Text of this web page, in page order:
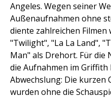
Angeles. Wegen seiner
Außenaufnahmen ohne
diente zahlreichen
"Twilight", "La La Land",
Man" als Drehort. Für die
die Aufnahmen im Griffith
Abwechslung: Die kurzen
wurden ohne die